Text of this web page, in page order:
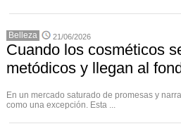
Belleza 21/06/2026
Cuando los cosméticos
metódicos y llegan al
En un mercado saturado de promesas y
como una excepción. Esta ...